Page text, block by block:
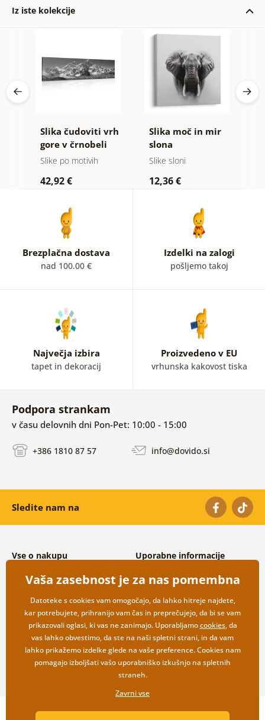
Iz iste kolekcije
Slika čudoviti vrh
gore v črnobeli
izvedbi
Slike po motivih
42,92 €
Slika moč in mir
slona
Slike sloni
12,36 €
Brezplačna dostava
nad 100.00 €
Izdelki na zalogi
pošljemo takoj
Največja izbira
tapet in dekoracij
Proizvedeno v EU
vrhunska kakovost tiska
Podpora strankam
v času delovnih dni Pon-Pet: 10:00 - 15:00
+386 1810 87 57 info@dovido.si
Sledite nam na
Vse o nakupu
Splošni in reklamacijski pogoji
Varovanje osebnih podatkov
Možnosti dostave in plačila
Vračilo blaga
Uporabne informacije
Pogosto zastavljena vprašanja
Kontakti
Veleprodaja
Copyright ©2019 © Dovido.si.
Vaša zasebnost je za nas pomembna
Datoteke s cookies vam omogočajo, da lahko hitreje najdete,
kar potrebujete, prihranijo vam čas in preprečujejo, da bi se vam
prikazovali oglasi, ki vas ne zanimajo. Uporabljamocookies, da
vas lahko obvestimo, da ste na naši spletni strani, in da vam
lahko prikažemo izdelke glede na vaše preference. Cookies nam
pomagajo izboljšati vašo uporabniško izkušnjo na spletnih
straneh.
Zavrni vse